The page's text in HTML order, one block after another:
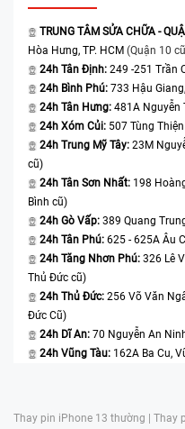
TRUNG TÂM SỬA CHỮA -
Hòa Hưng, TP. HCM (Quận 10
24h Tân Định: 249 -251 Trần
24h Bình Phú: 733 Hậu
24h Tân Hưng: 481A Nguyễn
24h Xóm Củi: 507 Tùng
24h Trung Mỹ Tây: 23M
cũ)
24h Tân Sơn Nhất: 198
Bình cũ)
24h Gò Vấp: 389 Quang
24h Tân Phú: 625 - 625A Âu
24h Tăng Nhơn Phú: 326 Lê
Thủ Đức cũ)
24h Thủ Đức: 256 Võ Văn
Đức Cũ)
24h Dĩ An: 70 Nguyễn An
24h Vũng Tàu: 162A Ba Cu,
Thay pin iPhone 13 thường | Thay